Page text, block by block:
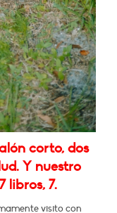
corto, dos
Y nuestro
libros, 7.
visito con